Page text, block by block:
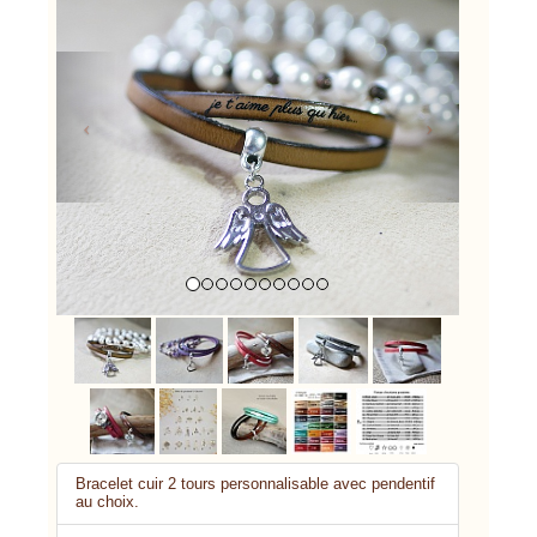
Previous Next
Bracelet cuir 2 tours personnalisable avec pendentif
au choix.